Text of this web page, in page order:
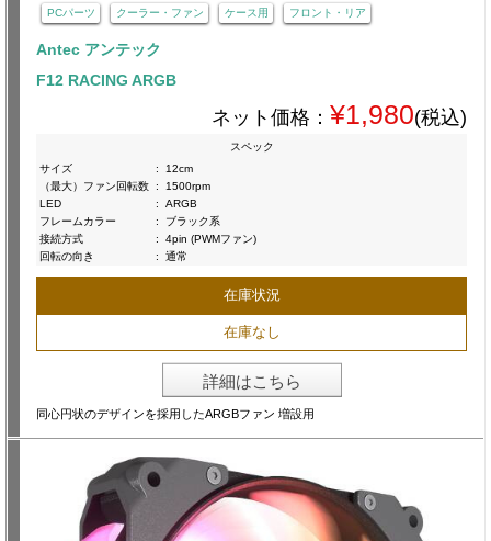
PCパーツ クーラー・ファン ケース用 フロント・リア
Antec アンテック
F12 RACING ARGB
ネット価格： ¥1,980(税込)
スペック
サイズ
:
12cm
（最大）ファン回転数 :
1500rpm
LED
:
ARGB
フレームカラー
:
ブラック系
接続方式
:
4pin (PWMファン)
回転の向き
: 通常
在庫状況
在庫なし
詳細はこちら
同心円状のデザインを採用したARGBファン 増設用